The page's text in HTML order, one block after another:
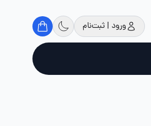
ورود | ثبت‌نام